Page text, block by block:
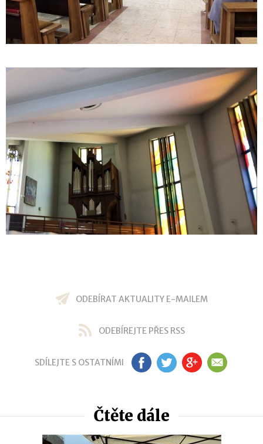
ODEBÍRAT AKTUALITY E-MAILEM
ODEBÍREJTE PŘES RSS
SDÍLEJTE S OSTATNÍMI FB TW GP EM
Čtěte dále